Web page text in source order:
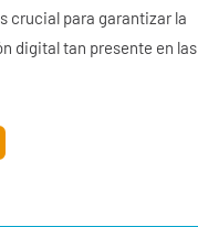
crucial para garantizar la
digital tan presente en las